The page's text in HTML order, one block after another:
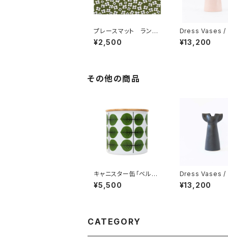
プレースマット ランチ
ョンマット 「ベラミ」 /
アルメダールス/ALM
¥2,500
Dress Vases /
ドレス （ピンク
a Larson リサ・
¥13,200
その他の商品
キャニスター缶「ベルサ」
/ Stig Lindberg ス
ティグ・リンドベリ
¥5,500
Dress Vases /
ドレス （ブラッ
sa Larson リサ
¥13,200
CATEGORY